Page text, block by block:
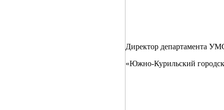
Директор департамента
«Южно-